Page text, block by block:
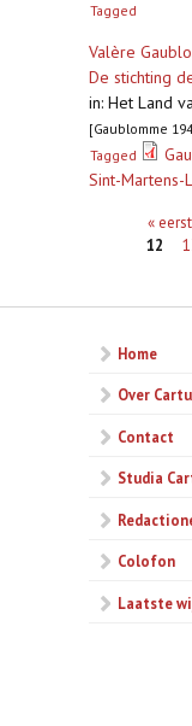
Tagged
Valère
De stichting
in: Het Land
[Gaublomme
Tagged
Sint-
Pagina's
«
12
Home
Over
Contact
Studia
Colofon
Laatste